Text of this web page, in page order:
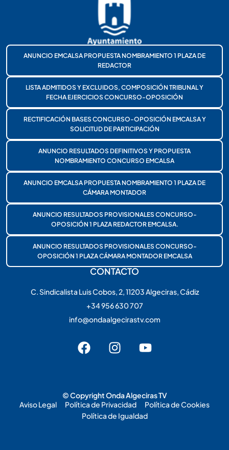
ANUNCIO EMCALSA PROPUESTA NOMBRAMIENTO 1 PLAZA DE
REDACTOR
LISTA ADMITIDOS Y EXCLUIDOS, COMPOSICIÓN TRIBUNAL Y
FECHA EJERCICIOS CONCURSO-OPOSICIÓN
RECTIFICACIÓN BASES CONCURSO-OPOSICIÓN EMCALSA Y
SOLICITUD DE PARTICIPACIÓN
ANUNCIO RESULTADOS DEFINITIVOS Y PROPUESTA
NOMBRAMIENTO CONCURSO EMCALSA
ANUNCIO EMCALSA PROPUESTA NOMBRAMIENTO 1 PLAZA DE
CÁMARA MONTADOR
ANUNCIO RESULTADOS PROVISIONALES CONCURSO-
OPOSICIÓN 1 PLAZA REDACTOR EMCALSA.
ANUNCIO RESULTADOS PROVISIONALES CONCURSO-
OPOSICIÓN 1 PLAZA CÁMARA MONTADOR EMCALSA
CONTACTO
C. Sindicalista Luis Cobos, 2, 11203 Algeciras, Cádiz
+34 956 630 707
info@ondaalgecirastv.com
© Copyright Onda Algeciras TV
Aviso Legal
Política de Privacidad
Política de Cookies
Política de Igualdad